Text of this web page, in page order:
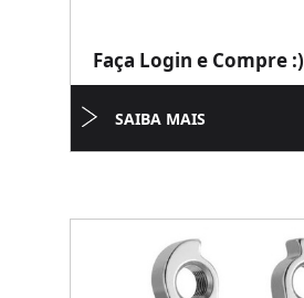
Faça Login e Compre :)
SAIBA MAIS